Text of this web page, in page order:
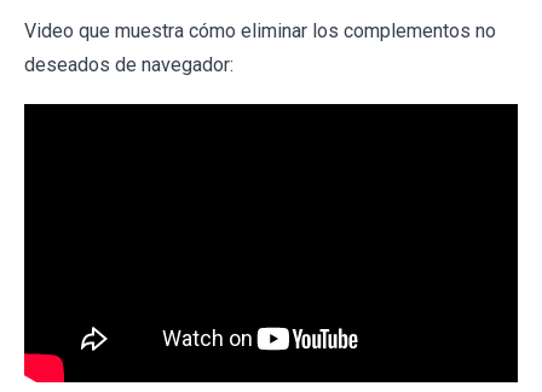
Video que muestra cómo eliminar los complementos no
deseados de navegador: